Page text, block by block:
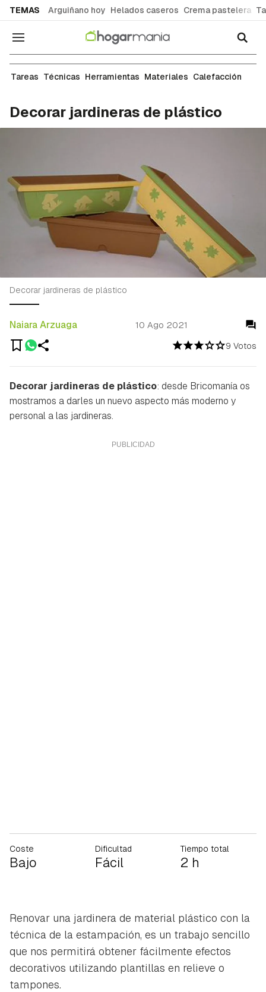
TEMAS Arguiñano hoy Helados caseros Crema pastelera
Navegación
Pintura
Tareas Técnicas Herramientas Materiales Calefacción
Decorar jardineras de plástico
9 Votos
Naiara Arzuaga 10 Ago 2021
Decorar jardineras de plástico
Decorar jardineras de plástico: desde Bricomanía os
mostramos a darles un nuevo aspecto más moderno y
personal a las jardineras.
Coste
Bajo
Dificultad
Fácil
Tiempo total
2 h
Renovar una jardinera de material plástico con la
técnica de la estampación, es un trabajo sencillo
que nos permitirá obtener fácilmente efectos
decorativos utilizando plantillas en relieve o
tampones.